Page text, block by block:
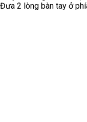
Đưa 2 lòng bàn tay ở